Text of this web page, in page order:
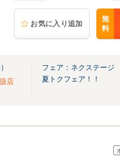
お気に入り追加
無
料
店
フェア：ネクステー
夏トクフェア！！